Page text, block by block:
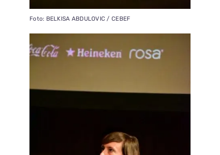
Foto: BELKISA ABDULOVIC / CEBEF